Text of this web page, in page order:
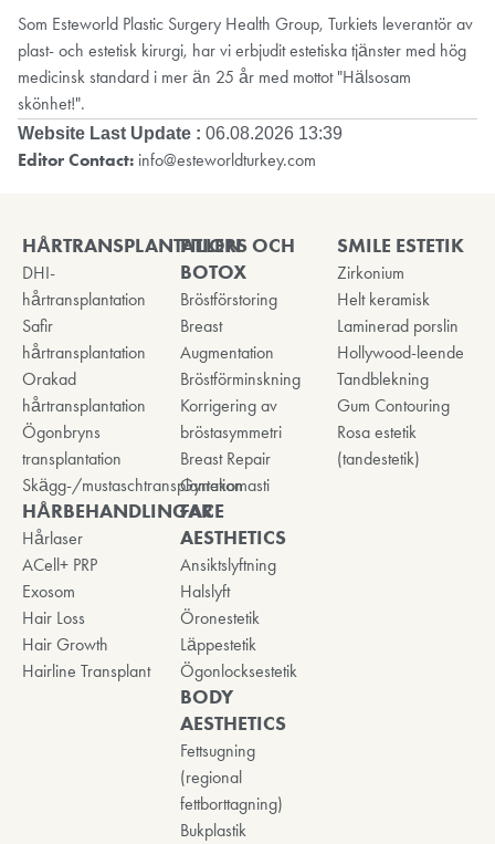
Som Esteworld Plastic Surgery Health Group, Turkiets leverantör av
plast- och estetisk kirurgi, har vi erbjudit estetiska tjänster med hög
medicinsk standard i mer än 25 år med mottot "Hälsosam
skönhet!".
Website Last Update : 06.08.2026 13:39
Editor Contact: info@esteworldturkey.com
HÅRTRANSPLANTATION
DHI-
hårtransplantation
Safir
hårtransplantation
Orakad
hårtransplantation
Ögonbryns
transplantation
Skägg-/mustaschtransplantation
HÅRBEHANDLINGAR
Hårlaser
ACell+ PRP
Exosom
Hair Loss
Hair Growth
Hairline Transplant
FILLERS OCH
BOTOX
Bröstförstoring
Breast
Augmentation
Bröstförminskning
Korrigering av
bröstasymmetri
Breast Repair
Gynekomasti
FACE
AESTHETICS
Ansiktslyftning
Halslyft
Öronestetik
Läppestetik
Ögonlocksestetik
BODY
AESTHETICS
Fettsugning
(regional
fettborttagning)
Bukplastik
SMILE ESTETIK
Zirkonium
Helt keramisk
Laminerad porslin
Hollywood-leende
Tandblekning
Gum Contouring
Rosa estetik
(tandestetik)